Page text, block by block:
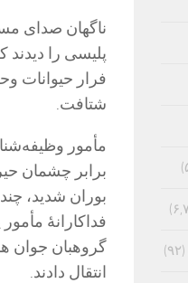
ناگهان صدای
پلیسی را
فرار حیوانات
شتافت.
مأمور
برابر چشمان
بوران شدید،
فداکارانۀ
گروهبان جوان
انتقال دادند.
(۹۲)